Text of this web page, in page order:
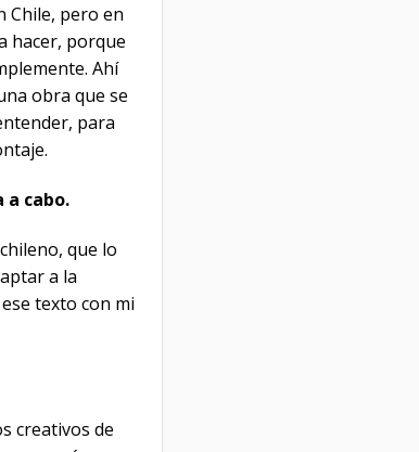
Chile, pero en
hacer, porque
Ahí
obra que se
para
cabo.
que lo
a la
texto con mi
creativos de